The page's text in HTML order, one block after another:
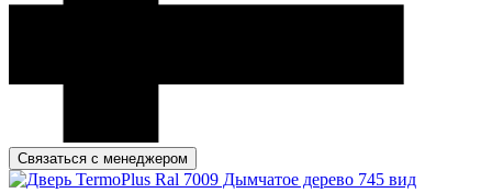
Связаться с менеджером